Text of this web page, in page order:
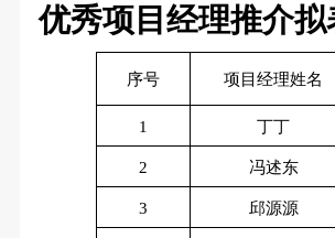
优秀项目经理推介
序号 项目经理姓名
1 丁丁
2 冯述东
3 邱源源